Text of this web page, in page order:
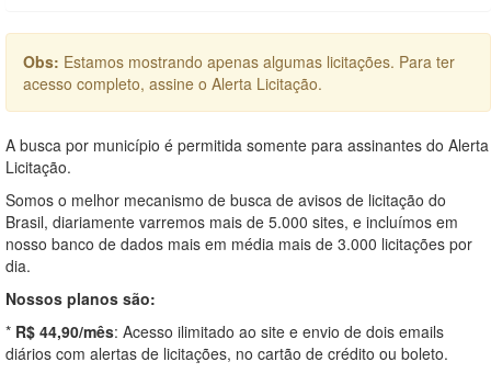
Obs: Estamos mostrando apenas algumas licitações. Para ter
acesso completo, assine o Alerta Licitação.
A busca por município é permitida somente para assinantes do Alerta
Licitação.
Somos o melhor mecanismo de busca de avisos de licitação do
Brasil, diariamente varremos mais de 5.000 sites, e incluímos em
nosso banco de dados mais em média mais de 3.000 licitações por
dia.
Nossos planos são:
* R$ 44,90/mês: Acesso ilimitado ao site e envio de dois emails
diários com alertas de licitações, no cartão de crédito ou boleto.